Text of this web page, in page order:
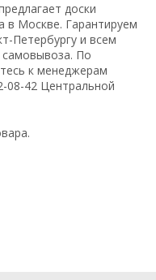
доски
в Москве. Гарантируем
Петербургу и всем
По
к менеджерам
08-42 Центральной